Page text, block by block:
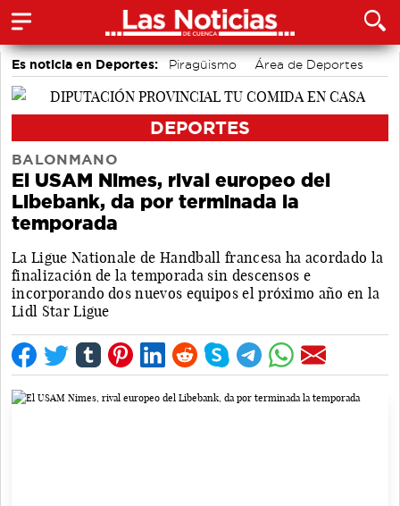
Es noticia en Deportes: Piragüismo
Área de Deportes
Fútbol
DEPORTES
BALONMANO
El USAM Nimes, rival europeo del
Libebank, da por terminada la
temporada
La Ligue Nationale de Handball francesa ha acordado la
finalización de la temporada sin descensos e
incorporando dos nuevos equipos el próximo año en la
Lidl Star Ligue